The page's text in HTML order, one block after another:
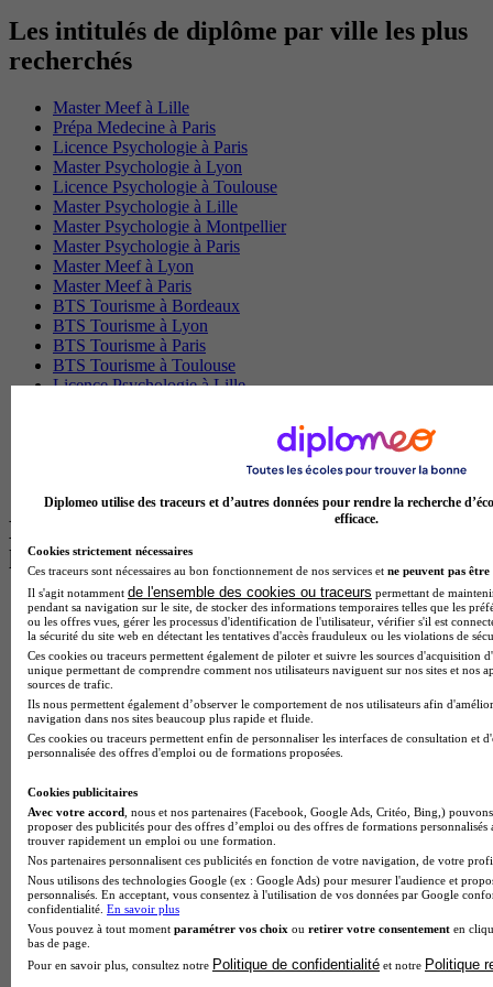
Les intitulés de diplôme par ville les plus
recherchés
Master Meef à Lille
Prépa Medecine à Paris
Licence Psychologie à Paris
Master Psychologie à Lyon
Licence Psychologie à Toulouse
Master Psychologie à Lille
Master Psychologie à Montpellier
Master Psychologie à Paris
Master Meef à Lyon
Master Meef à Paris
BTS Tourisme à Bordeaux
BTS Tourisme à Lyon
BTS Tourisme à Paris
BTS Tourisme à Toulouse
Licence Psychologie à Lille
BTS Communication à Lyon
Les intitulés de diplôme par alternance
les plus recherchés
BTS Esf en alternance
BTS Dietetique en alternance
BTS Mco en alternance
BTS Pi en alternance
BTS Sp3s en alternance
Master CCA en alternance
BTS Ndrc en alternance
BTS Sam en alternance
Cap Fleuriste en alternance
BTS Sio en alternance
MSc Marketing Digital en alternance
BTS Gpme en alternance
Cap Electricien en alternance
BTS Gpn en alternance
BTS Domotique en alternance
BAC Pro Agora en alternance
BTS Sta en alternance
BTS Iris en alternance
BTS Tpl en alternance
Diplomeo utilise des traceurs et d’autres données pour rendre la recherche
efficace.
Cookies strictement nécessaires
Ces traceurs sont nécessaires au bon fonctionnement de nos services et ne peuvent pas être
Il s'agit notamment de l'ensemble des cookies ou traceurs permettant de
pendant sa navigation sur le site, de stocker des informations temporaires telles que les
ou les offres vues, gérer les processus d'identification de l'utilisateur, vérifier s'il est
la sécurité du site web en détectant les tentatives d'accès frauduleux ou les violations de
Ces cookies ou traceurs permettent également de piloter et suivre les sources d'acquisition
unique permettant de comprendre comment nos utilisateurs naviguent sur nos sites et nos
sources de trafic.
Ils nous permettent également d’observer le comportement de nos utilisateurs afin
navigation dans nos sites beaucoup plus rapide et fluide.
Ces cookies ou traceurs permettent enfin de personnaliser les interfaces de consultation et
personnalisée des offres d'emploi ou de formations proposées.
Cookies publicitaires
Avec votre accord , nous et nos partenaires (Facebook, Google Ads, Critéo, Bing,)
proposer des publicités pour des offres d’emploi ou des offres de formations
trouver rapidement un emploi ou une formation.
Nos partenaires personnalisent ces publicités en fonction de votre navigation, de votre
Nous utilisons des technologies Google (ex : Google Ads) pour mesurer l'audience et
personnalisés. En acceptant, vous consentez à l'utilisation de vos données par Google
confidentialité. En savoir plus
Vous pouvez à tout moment paramétrer vos choix ou retirer votre consentement en
bas de page.
Pour en savoir plus, consultez notre Politique de confidentialité et notre Politique